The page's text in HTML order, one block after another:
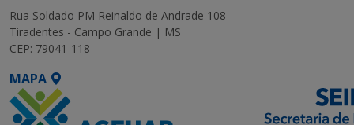
Rua Soldado PM Reinaldo de Andrade 108
Tiradentes - Campo Grande | MS
CEP: 79041-118
MAPA